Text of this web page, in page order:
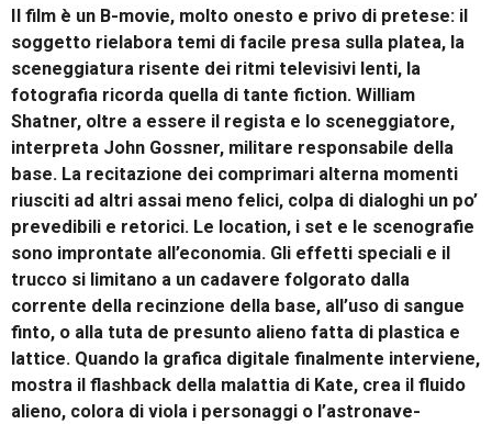
Il film è un B-movie, molto onesto e privo di pretese: il
soggetto rielabora temi di facile presa sulla platea, la
sceneggiatura risente dei ritmi televisivi lenti, la
fotografia ricorda quella di tante fiction. William
Shatner, oltre a essere il regista e lo sceneggiatore,
interpreta John Gossner, militare responsabile della
base. La recitazione dei comprimari alterna momenti
riusciti ad altri assai meno felici, colpa di dialoghi un po’
prevedibili e retorici. Le location, i set e le scenografie
sono improntate all’economia. Gli effetti speciali e il
trucco si limitano a un cadavere folgorato dalla
corrente della recinzione della base, all’uso di sangue
finto, o alla tuta de presunto alieno fatta di plastica e
lattice. Quando la grafica digitale finalmente interviene,
mostra il flashback della malattia di Kate, crea il fluido
alieno, colora di viola i personaggi o l’astronave-